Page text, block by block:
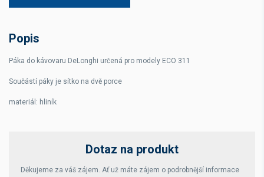
Popis
Páka do kávovaru DeLonghi určená pro modely ECO 311
Součástí páky je sítko na dvě porce
materiál: hliník
Dotaz na produkt
Děkujeme za váš zájem. Ať už máte zájem o podrobnější informace